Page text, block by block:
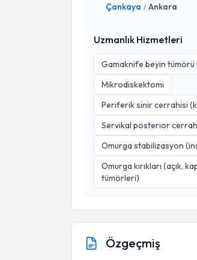
Çankaya / Ankara
Uzmanlık Hizmetleri
Gamaknife beyin tümörü
Mikrodiskektomi
Periferik sinir cerrahisi
Servikal posterior
Omurga stabilizasyon
Omurga kırıkları (açık,
tümörleri)
Özgeçmiş